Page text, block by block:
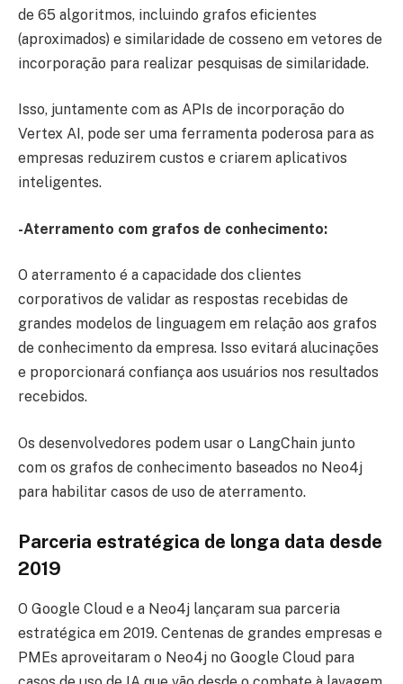
de 65 algoritmos, incluindo grafos eficientes
(aproximados) e similaridade de cosseno em vetores de
incorporação para realizar pesquisas de similaridade.
Isso, juntamente com as APIs de incorporação do
Vertex AI, pode ser uma ferramenta poderosa para as
empresas reduzirem custos e criarem aplicativos
inteligentes.
-Aterramento com grafos de conhecimento:
O aterramento é a capacidade dos clientes
corporativos de validar as respostas recebidas de
grandes modelos de linguagem em relação aos grafos
de conhecimento da empresa. Isso evitará alucinações
e proporcionará confiança aos usuários nos resultados
recebidos.
Os desenvolvedores podem usar o LangChain junto
com os grafos de conhecimento baseados no Neo4j
para habilitar casos de uso de aterramento.
Parceria estratégica de longa data desde
2019
O Google Cloud e a Neo4j lançaram sua parceria
estratégica em 2019. Centenas de grandes empresas e
PMEs aproveitaram o Neo4j no Google Cloud para